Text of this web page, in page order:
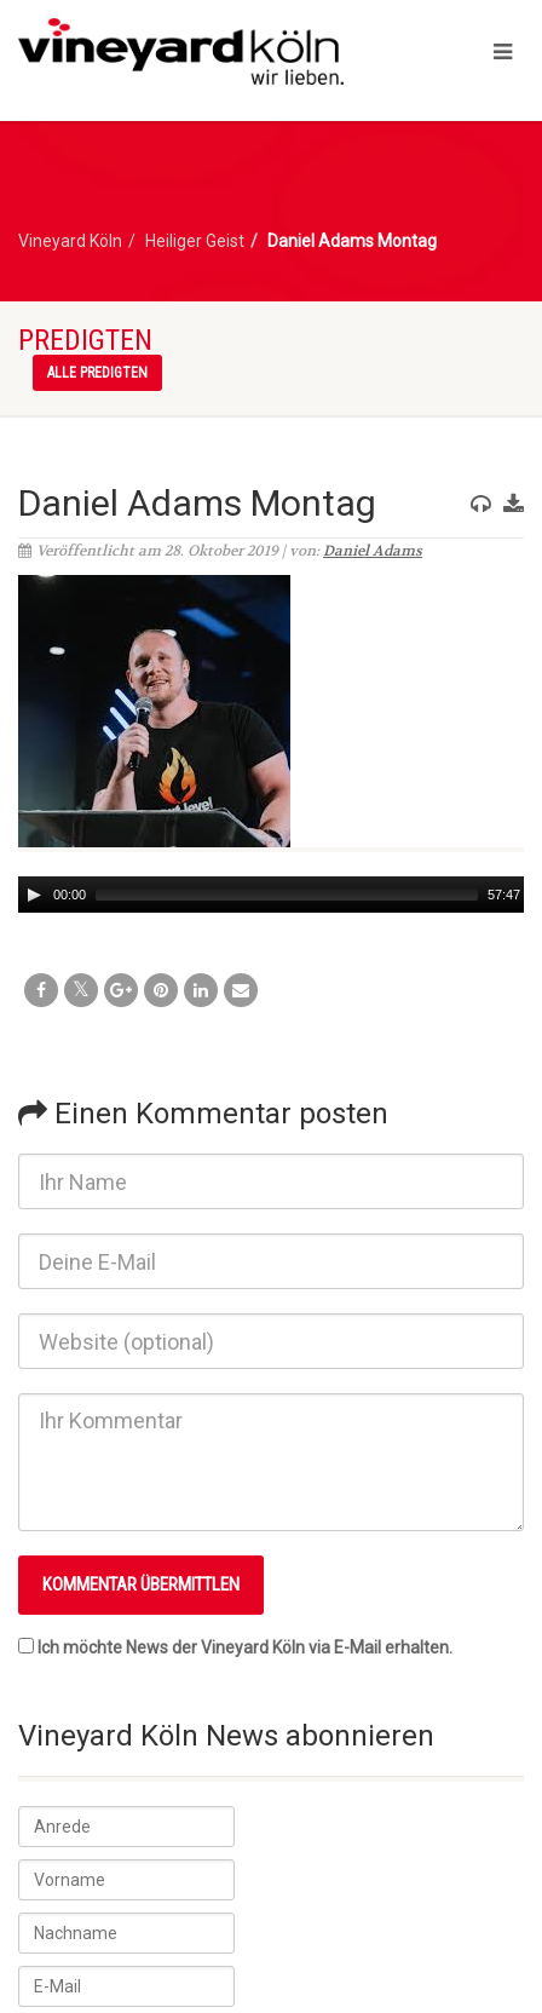
Vineyard Köln Heiliger Geist Daniel Adams Montag
PREDIGTEN
ALLE PREDIGTEN
Daniel Adams Montag
Veröffentlicht am 28. Oktober 2019 | von:Daniel Adams
Audio
Player
00:00 57:47
Einen Kommentar posten
Ich möchte News der Vineyard Köln via E-Mail erhalten.
Vineyard Köln News abonnieren